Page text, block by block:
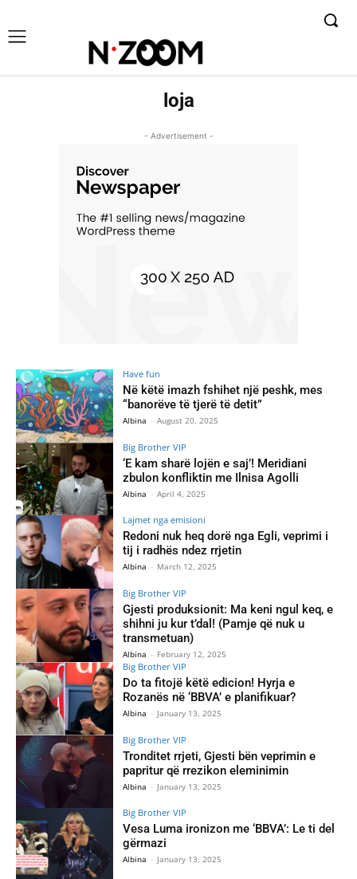
loja
- Advertisement -
Have fun
Në këtë imazh fshihet një peshk, mes
“banorëve të tjerë të detit”
Albina - August 20, 2025
Big Brother VIP
‘E kam sharë lojën e saj’! Meridiani
zbulon konfliktin me Ilnisa Agolli
Albina - April 4, 2025
Lajmet nga emisioni
Redoni nuk heq dorë nga Egli, veprimi i
tij i radhës ndez rrjetin
Albina - March 12, 2025
Big Brother VIP
Gjesti produksionit: Ma keni ngul keq, e
shihni ju kur t’dal! (Pamje që nuk u
transmetuan)
Albina - February 12, 2025
Big Brother VIP
Do ta fitojë këtë edicion! Hyrja e
Rozanës në ‘BBVA’ e planifikuar?
Albina - January 13, 2025
Big Brother VIP
Tronditet rrjeti, Gjesti bën veprimin e
papritur që rrezikon eleminimin
Albina - January 13, 2025
Big Brother VIP
Vesa Luma ironizon me ‘BBVA’: Le ti del
gërmazi
Albina - January 13, 2025